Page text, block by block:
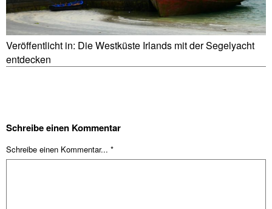
Veröffentlicht in: Die Westküste Irlands mit der Segelyacht
entdecken
Schreibe einen Kommentar
Schreibe einen Kommentar... *